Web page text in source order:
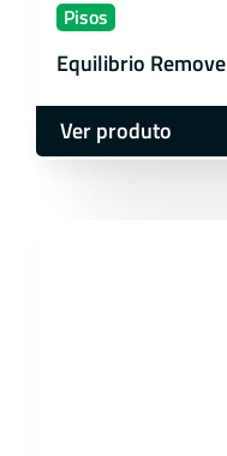
Pisos
Equilibrio Remove
Ver produto